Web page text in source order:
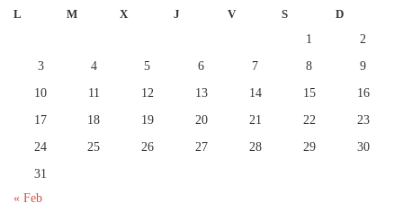
L
M X J V S D
1
2
3
4 5 6 7 8
9
10
11 12 13 14 15
16
17
18 19 20 21 22
23
24
25 26 27 28 29
30
31
« Feb